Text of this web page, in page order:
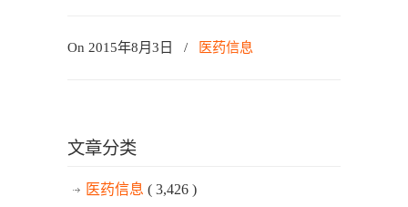
On 2015年8月3日 / 医药信息
文章分类
医药信息 ( 3,426 )